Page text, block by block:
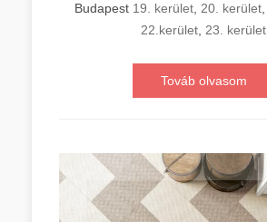
Budapest 19. kerület, 20. kerület,
22.kerület 23. kerület
Továb olvasom